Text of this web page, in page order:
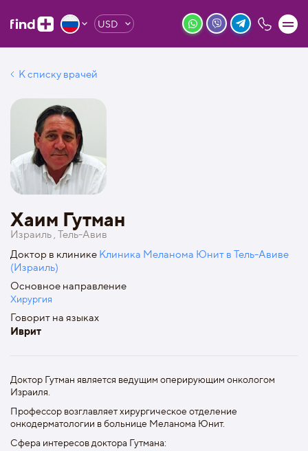
USD
К списку врачей
Хаим Гутман
Израиль , Тель-Авив
Доктор в клинике Клиника Меланома Юнит в Тель-Авиве
(Израиль)
Основное направление
Хирургия
Говорит на языках
Иврит
Доктор Гутман является ведущим оперирующим онкологом
Израиля.
Профессор возглавляет хирургическое отделение
онкодерматологии в больнице Меланома Юнит.
Сфера интересов доктора Гутмана: